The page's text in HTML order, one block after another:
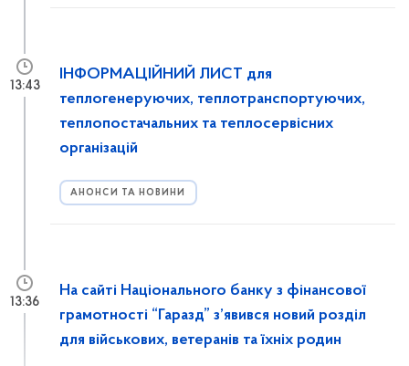
ІНФОРМАЦІЙНИЙ ЛИСТ для
теплогенеруючих, теплотранспортуючих,
теплопостачальних та теплосервісних
організацій
АНОНСИ ТА НОВИНИ
13:43
На сайті Національного банку з фінансової
грамотності “Гаразд” з’явився новий розділ
для військових, ветеранів та їхніх родин
13:36